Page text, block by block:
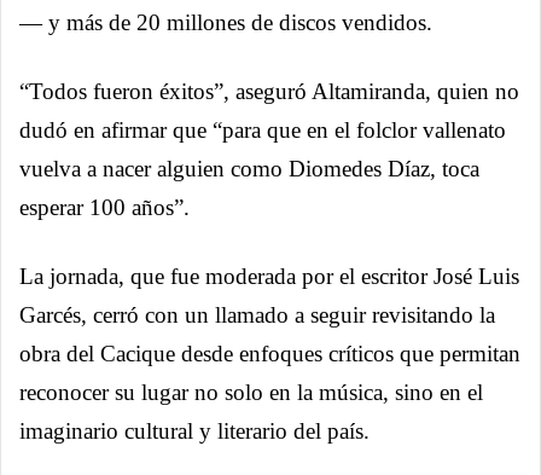
— y más de 20 millones de discos vendidos.
“Todos fueron éxitos”, aseguró Altamiranda, quien no
dudó en afirmar que “para que en el folclor vallenato
vuelva a nacer alguien como Diomedes Díaz, toca
esperar 100 años”.
La jornada, que fue moderada por el escritor José Luis
Garcés, cerró con un llamado a seguir revisitando la
obra del Cacique desde enfoques críticos que permitan
reconocer su lugar no solo en la música, sino en el
imaginario cultural y literario del país.